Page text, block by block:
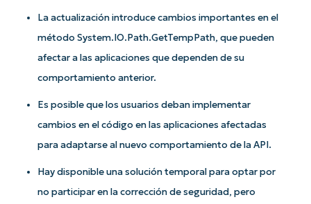
La actualización introduce cambios importantes en el
método System.IO.Path.GetTempPath, que pueden
afectar a las aplicaciones que dependen de su
comportamiento anterior.
Es posible que los usuarios deban implementar
cambios en el código en las aplicaciones afectadas
para adaptarse al nuevo comportamiento de la API.
Hay disponible una solución temporal para optar por
no participar en la corrección de seguridad, pero